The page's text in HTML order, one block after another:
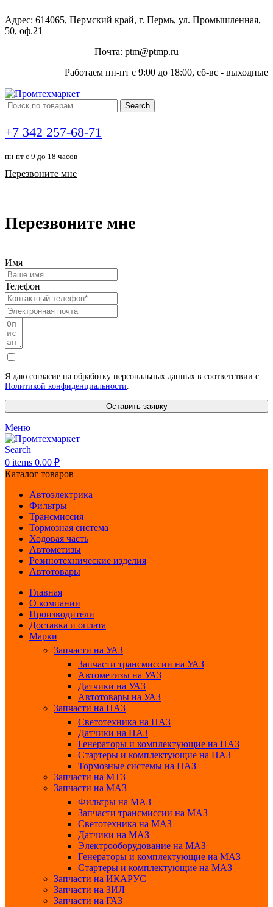
Адрес: 614065, Пермский край, г. Пермь, ул. Промышленная,
50, оф.21
Почта: ptm@ptmp.ru
Работаем пн-пт с 9:00 до 18:00, сб-вс - выходные
Search
+7 342 257-68-71
пн-пт с 9 до 18 часов
Перезвоните мне
Перезвоните мне
Имя
Телефон
Я даю согласие на обработку персональных данных в соответствии с
Политикой конфиденциальности.
Оставить заявку
Меню
Search
0 items 0.00 ₽
Каталог товаров
Автоэлектрика
Фильтры
Трансмиссия
Тормозная система
Ходовая часть
Автометизы
Резинотехнические изделия
Автотовары
Главная
О компании
Производители
Доставка и оплата
Марки
Запчасти на УАЗ
Запчасти трансмиссии на УАЗ
Автометизы на УАЗ
Датчики на УАЗ
Автотовары на УАЗ
Запчасти на ПАЗ
Светотехника на ПАЗ
Датчики на ПАЗ
Генераторы и комплектующие на ПАЗ
Стартеры и комплектующие на ПАЗ
Тормозные системы на ПАЗ
Запчасти на МТЗ
Запчасти на МАЗ
Фильтры на МАЗ
Запчасти трансмиссии на МАЗ
Светотехника на МАЗ
Датчики на МАЗ
Электрооборудование на МАЗ
Генераторы и комплектующие на МАЗ
Стартеры и комплектующие на МАЗ
Запчасти на ИКАРУС
Запчасти на ЗИЛ
Запчасти на ГАЗ